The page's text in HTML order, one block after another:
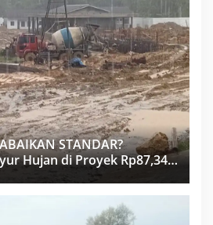
STANDAR?
Hujan di Proyek Rp87,34
Konsultan, Pengawas dan